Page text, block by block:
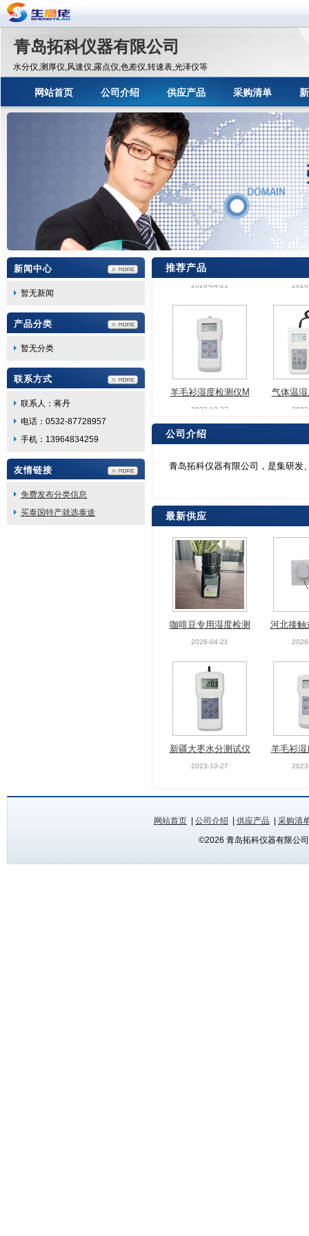
青岛拓科仪器有限公司
水分仪,测厚仪,风速仪,露点仪,色差仪,转速表,光泽仪等
网站首页 公司介绍 供应产品 采购清单
新闻中心
暂无新闻
产品分类
暂无分类
联系方式
联系人：蒋丹
电话：0532-87728957
手机：13964834259
友情链接
免费发布分类信息
买泰国特产就选泰途
推荐产品
咖啡豆专用湿度检测
仪MGpro 杯式粮食
水分测定仪
2026-04-21
河北接触
羊毛衫湿度检测仪M
S-C 插针式筒纱毛纱
2023-10-27
气体温
M580 空
咖啡豆专用湿度检测
仪MGpro 杯式粮食
水分测定仪
2026-04-21
河北接触
羊毛衫湿度检测仪M
S-C 插针式筒纱毛纱
回潮率测试仪
2023-10-27
气体温
M580
公司介绍
青岛拓科仪器有限公司，是集研发
最新供应
咖啡豆专用湿度检测
仪MGpro 杯式粮食
水分测定仪
2026-04-21
河北接触
生物颗
新疆大枣水分测试仪
MS7200 水果干果含
2023-10-27
羊毛衫
S-C 插
网站首页 公司介绍 供应产品
采购清
©2026 青岛拓科仪器有限公